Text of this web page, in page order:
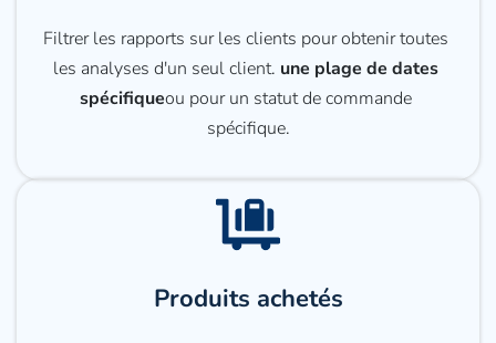
Filtrer les rapports sur les clients pour obtenir toutes
les analyses d'un seul client. une plage de dates
spécifiqueou pour un statut de commande
spécifique.
Produits achetés